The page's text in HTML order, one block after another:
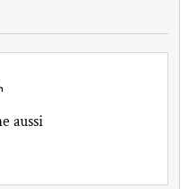
aussi